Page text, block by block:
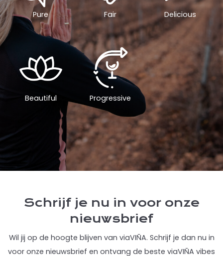
Pure Fair Delicious
Beautiful Progressive
Schrijf je nu in voor onze
nieuwsbrief
Wil jij op de hoogte blijven van viaVIÑA. Schrijf je dan nu in
voor onze nieuwsbrief en ontvang de beste viaVIÑA vibes